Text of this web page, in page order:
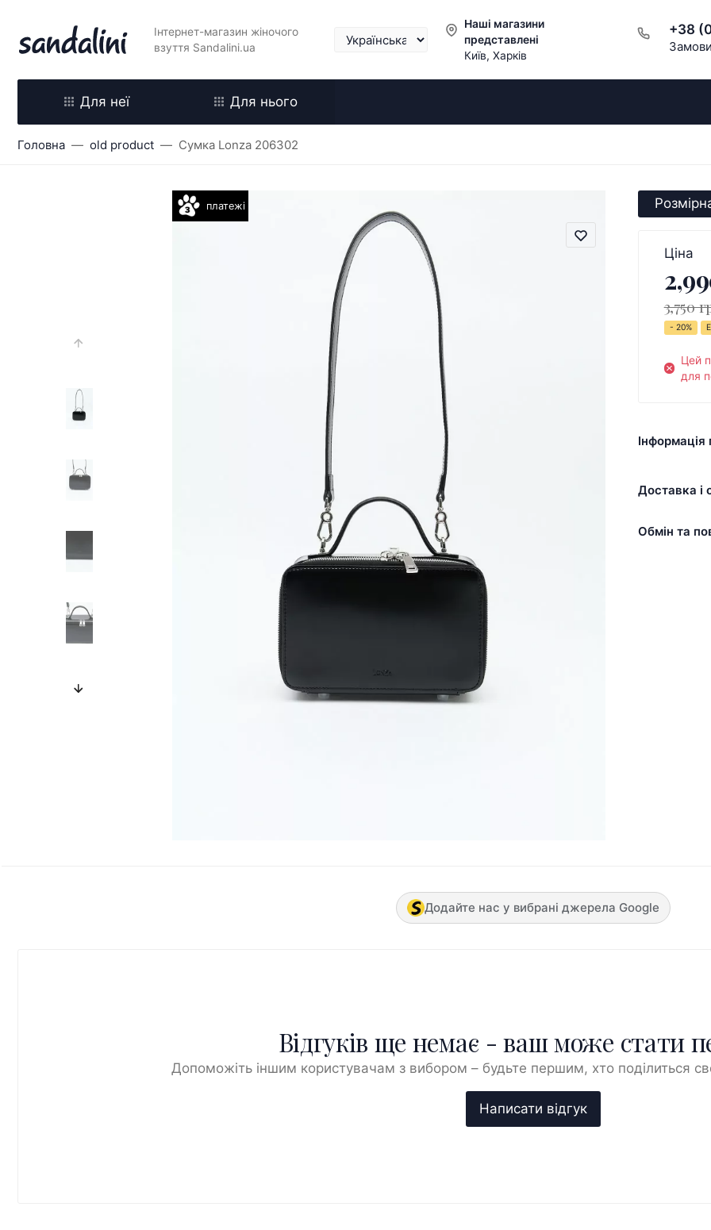
Інтернет-магазин жіночого
взуття Sandalini.ua
Наші магазини
представлені
Київ, Харків
+38
Для неї Для нього
Головна old product Сумка Lonza 206302
платежі
Ціна
3,750
- 20%
Цей
для
Інформація
Доставка і
Обмін та
Додайте нас у вибрані джерела Google
Відгуків ще немає - ваш може стати
Допоможіть іншим користувачам з вибором – будьте першим, хто поділиться